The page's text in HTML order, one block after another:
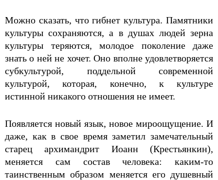
Можно сказать, что гибнет культура. Памятники
культуры сохраняются, а в душах людей зерна
культуры теряются, молодое поколение даже
знать о ней не хочет. Оно вполне удовлетворяется
субкультурой, поддельной современной
культурой, которая, конечно, к культуре
истинной никакого отношения не имеет.
Появляется новый язык, новое мироощущение. И
даже, как в свое время заметил замечательный
старец архимандрит Иоанн (Крестьянкин),
меняется сам состав человека: каким-то
таинственным образом меняется его душевный